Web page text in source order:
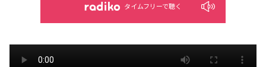
タイムフリーで聴く